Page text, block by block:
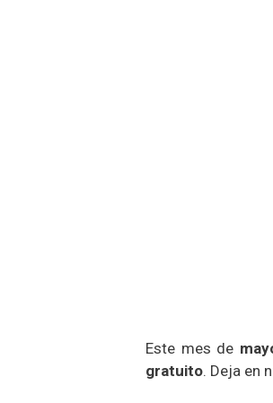
Este mes de
gratuito. Deja en